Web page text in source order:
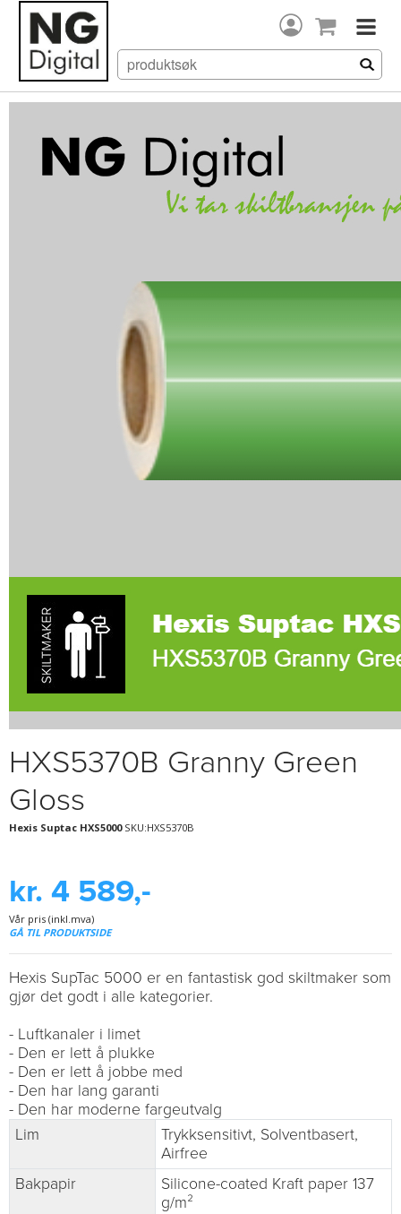
HXS5370B Granny Green
Gloss
Hexis Suptac HXS5000SKU:HXS5370B
kr. 4 589,-
Vår pris (inkl.mva)
GÅ TIL PRODUKTSIDE
Hexis SupTac 5000 er en fantastisk god skiltmaker som
gjør det godt i alle kategorier.
- Luftkanaler i limet
- Den er lett å plukke
- Den er lett å jobbe med
- Den har lang garanti
- Den har moderne fargeutvalg
Lim
Trykksensitivt, Solventbasert,
Airfree
Bakpapir
Silicone-coated Kraft paper 137
g/m²